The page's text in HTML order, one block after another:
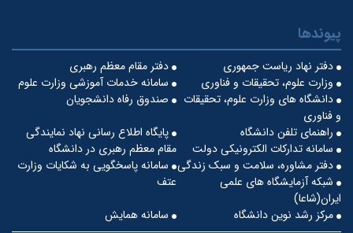
پیوندها
دفتر مقام معظم رهبری
دفتر نهاد ریاست جمهوری
سامانه خدمات آموزشی وزارت علوم
وزارت علوم، تحقیقات و فناوری
صندوق رفاه دانشجویان
دانشگاه های وزارت علوم، تحقیقات
و فناوری
پایگاه اطلاع رسانی نهاد نمایندگی
مقام معظم رهبری در دانشگاه
راهنمای تلفن دانشگاه
سامانه تدارکات الکترونیکی دولت
سامانه پاسخگویی به شکایات وزارت
عتف
دفتر مشاوره، سلامت و سبک زندگی
شبکه آزمایشگاه های علمی
ایران(شاعا)
سامانه همایش
مرکز رشد نوین دانشگاه